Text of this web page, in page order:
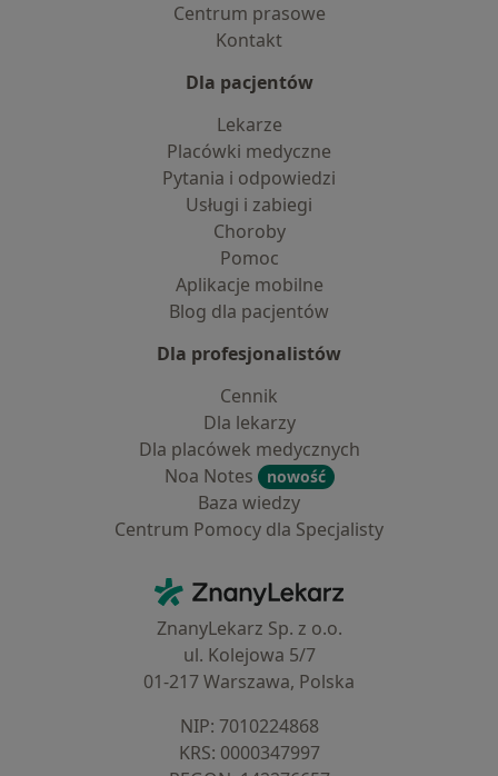
Centrum prasowe
Kontakt
Dla pacjentów
Lekarze
Placówki medyczne
Pytania i odpowiedzi
Usługi i zabiegi
Choroby
Pomoc
Aplikacje mobilne
Blog dla pacjentów
Dla profesjonalistów
Cennik
Dla lekarzy
Dla placówek medycznych
Noa Notes
nowość
Baza wiedzy
Centrum Pomocy dla Specjalisty
ZnanyLekarz - Strona główna
ZnanyLekarz Sp. z o.o.
ul. Kolejowa 5/7
01-217 Warszawa, Polska
NIP: ⁠7010224868
KRS: ⁠0000347997